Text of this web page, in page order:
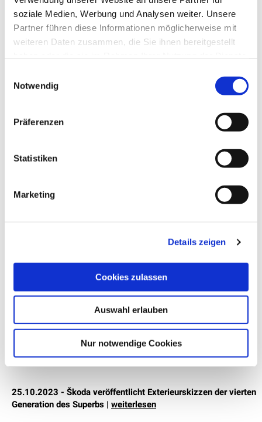
soziale Medien, Werbung und Analysen weiter. Unsere
Partner führen diese Informationen möglicherweise mit
weiteren Daten zusammen, die Sie ihnen bereitgestellt
Notwendig
Präferenzen
Statistiken
Marketing
Details zeigen
Cookies zulassen
Auswahl erlauben
Nur notwendige Cookies
25.10.2023 - Škoda veröffentlicht Exterieurskizzen der vierten
Generation des Superbs | weiterlesen